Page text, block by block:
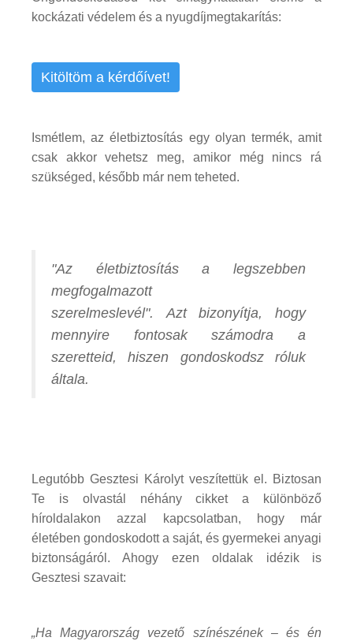
kockázati védelem és a nyugdíjmegtakarítás:
Kitöltöm a kérdőívet!
Ismétlem, az életbiztosítás egy olyan termék, amit
csak akkor vehetsz meg, amikor még nincs rá
szükséged, később már nem teheted.
"Az életbiztosítás a legszebben
megfogalmazott
szerelmeslevél". Azt bizonyítja, hogy
mennyire fontosak számodra a
szeretteid, hiszen gondoskodsz róluk
általa.
Legutóbb Gesztesi Károlyt veszítettük el. Biztosan
Te is olvastál néhány cikket a különböző
híroldalakon azzal kapcsolatban, hogy már
életében gondoskodott a saját, és gyermekei anyagi
biztonságáról. Ahogy ezen oldalak idézik is
Gesztesi szavait:
„Ha Magyarország vezető színészének – és én